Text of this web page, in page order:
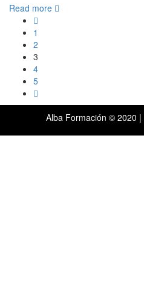
Read more
1
2
3
4
5
Alba Formación © 2020 |